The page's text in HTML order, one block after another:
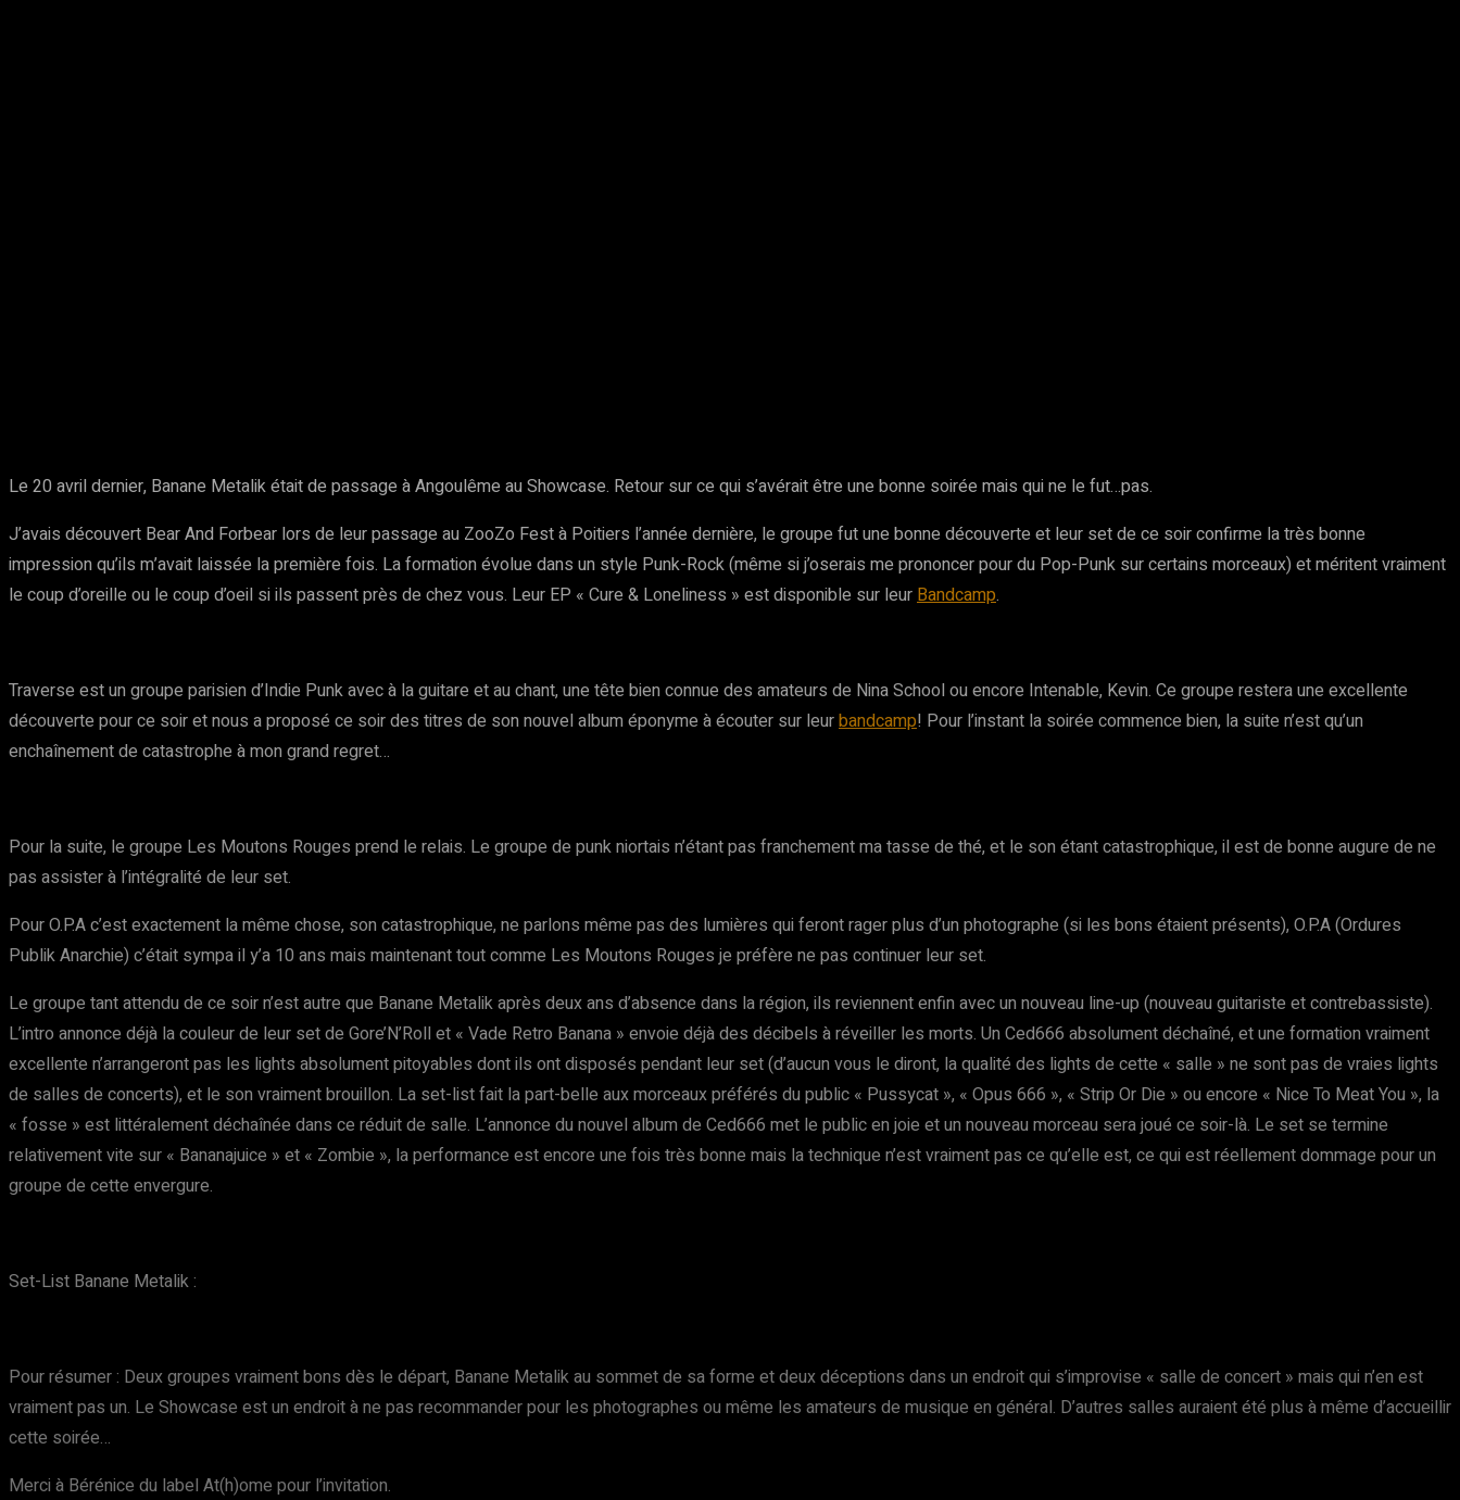
Le 20 avril dernier, Banane Metalik était de passage à Angoulême au Showcase. Retour sur ce qui s’avérait être une bonne soirée mais qui ne le fut…pas.
J’avais découvert Bear And Forbear lors de leur passage au ZooZo Fest à Poitiers l’année dernière, le groupe fut une bonne découverte et leur set de ce soir confirme la très bonne
impression qu’ils m’avait laissée la première fois. La formation évolue dans un style Punk-Rock (même si j’oserais me prononcer pour du Pop-Punk sur certains morceaux) et méritent vraiment
le coup d’oreille ou le coup d’oeil si ils passent près de chez vous. Leur EP « Cure & Loneliness » est disponible sur leurBandcamp.
Traverse est un groupe parisien d’Indie Punk avec à la guitare et au chant, une tête bien connue des amateurs de Nina School ou encore Intenable, Kevin. Ce groupe restera une excellente
découverte pour ce soir et nous a proposé ce soir des titres de son nouvel album éponyme à écouter sur leurbandcamp! Pour l’instant la soirée commence bien, la suite n’est qu’un
enchaînement de catastrophe à mon grand regret…
Pour la suite, le groupe Les Moutons Rouges prend le relais. Le groupe de punk niortais n’étant pas franchement ma tasse de thé, et le son étant catastrophique, il est de bonne augure de ne
pas assister à l’intégralité de leur set.
Pour O.P.A c’est exactement la même chose, son catastrophique, ne parlons même pas des lumières qui feront rager plus d’un photographe (si les bons étaient présents), O.P.A (Ordures
Publik Anarchie) c’était sympa il y’a 10 ans mais maintenant tout comme Les Moutons Rouges je préfère ne pas continuer leur set.
Le groupe tant attendu de ce soir n’est autre que Banane Metalik après deux ans d’absence dans la région, ils reviennent enfin avec un nouveau line-up (nouveau guitariste et contrebassiste).
L’intro annonce déjà la couleur de leur set de Gore’N’Roll et « Vade Retro Banana » envoie déjà des décibels à réveiller les morts. Un Ced666 absolument déchaîné, et une formation vraiment
excellente n’arrangeront pas les lights absolument pitoyables dont ils ont disposés pendant leur set (d’aucun vous le diront, la qualité des lights de cette « salle » ne sont pas de vraies lights
de salles de concerts), et le son vraiment brouillon. La set-list fait la part-belle aux morceaux préférés du public « Pussycat », « Opus 666 », « Strip Or Die » ou encore « Nice To Meat You », la
« fosse » est littéralement déchaînée dans ce réduit de salle. L’annonce du nouvel album de Ced666 met le public en joie et un nouveau morceau sera joué ce soir-là. Le set se termine
relativement vite sur « Bananajuice » et « Zombie », la performance est encore une fois très bonne mais la technique n’est vraiment pas ce qu’elle est, ce qui est réellement dommage pour un
groupe de cette envergure.
Set-List Banane Metalik :
Pour résumer : Deux groupes vraiment bons dès le départ, Banane Metalik au sommet de sa forme et deux déceptions dans un endroit qui s’improvise « salle de concert » mais qui n’en est
vraiment pas un. Le Showcase est un endroit à ne pas recommander pour les photographes ou même les amateurs de musique en général. D’autres salles auraient été plus à même d’accueillir
cette soirée…
Merci à Bérénice du label At(h)ome pour l’invitation.